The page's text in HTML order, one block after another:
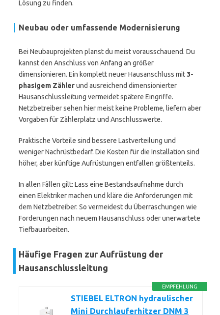
Lösung zu finden.
Neubau oder umfassende Modernisierung
Bei Neubauprojekten planst du meist vorausschauend. Du
kannst den Anschluss von Anfang an größer
dimensionieren. Ein komplett neuer Hausanschluss mit 3-
phasigem Zählerund ausreichend dimensionierter
Hausanschlussleitung vermeidet spätere Eingriffe.
Netzbetreiber sehen hier meist keine Probleme, liefern aber
Vorgaben für Zählerplatz und Anschlusswerte.
Praktische Vorteile sind bessere Lastverteilung und
weniger Nachrüstbedarf. Die Kosten für die Installation sind
höher, aber künftige Aufrüstungen entfallen größtenteils.
In allen Fällen gilt: Lass eine Bestandsaufnahme durch
einen Elektriker machen und kläre die Anforderungen mit
dem Netzbetreiber. So vermeidest du Überraschungen wie
Forderungen nach neuem Hausanschluss oder unerwartete
Tiefbauarbeiten.
Häufige Fragen zur Aufrüstung der
Hausanschlussleitung
EMPFEHLUNG
STIEBEL ELTRON hydraulischer
Mini Durchlauferhitzer DNM 3